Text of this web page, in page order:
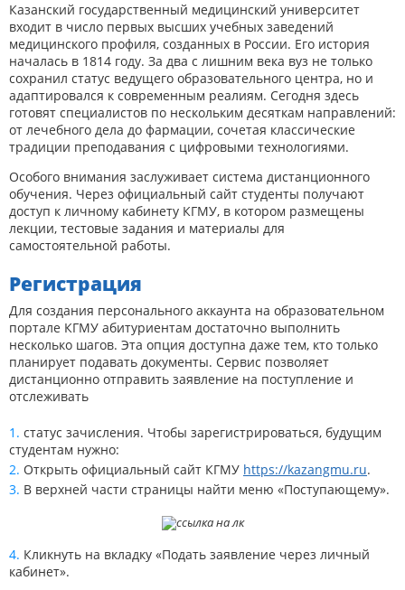
Казанский государственный медицинский университет
входит в число первых высших учебных заведений
медицинского профиля, созданных в России. Его история
началась в 1814 году. За два с лишним века вуз не только
сохранил статус ведущего образовательного центра, но и
адаптировался к современным реалиям. Сегодня здесь
готовят специалистов по нескольким десяткам направлений:
от лечебного дела до фармации, сочетая классические
традиции преподавания с цифровыми технологиями.
Особого внимания заслуживает система дистанционного
обучения. Через официальный сайт студенты получают
доступ к личному кабинету КГМУ, в котором размещены
лекции, тестовые задания и материалы для
самостоятельной работы.
Регистрация
Для создания персонального аккаунта на образовательном
портале КГМУ абитуриентам достаточно выполнить
несколько шагов. Эта опция доступна даже тем, кто только
планирует подавать документы. Сервис позволяет
дистанционно отправить заявление на поступление и
отслеживать
статус зачисления. Чтобы зарегистрироваться, будущим
студентам нужно:
Открыть официальный сайт КГМУ https://kazangmu.ru.
В верхней части страницы найти меню «Поступающему».
Кликнуть на вкладку «Подать заявление через личный
кабинет».